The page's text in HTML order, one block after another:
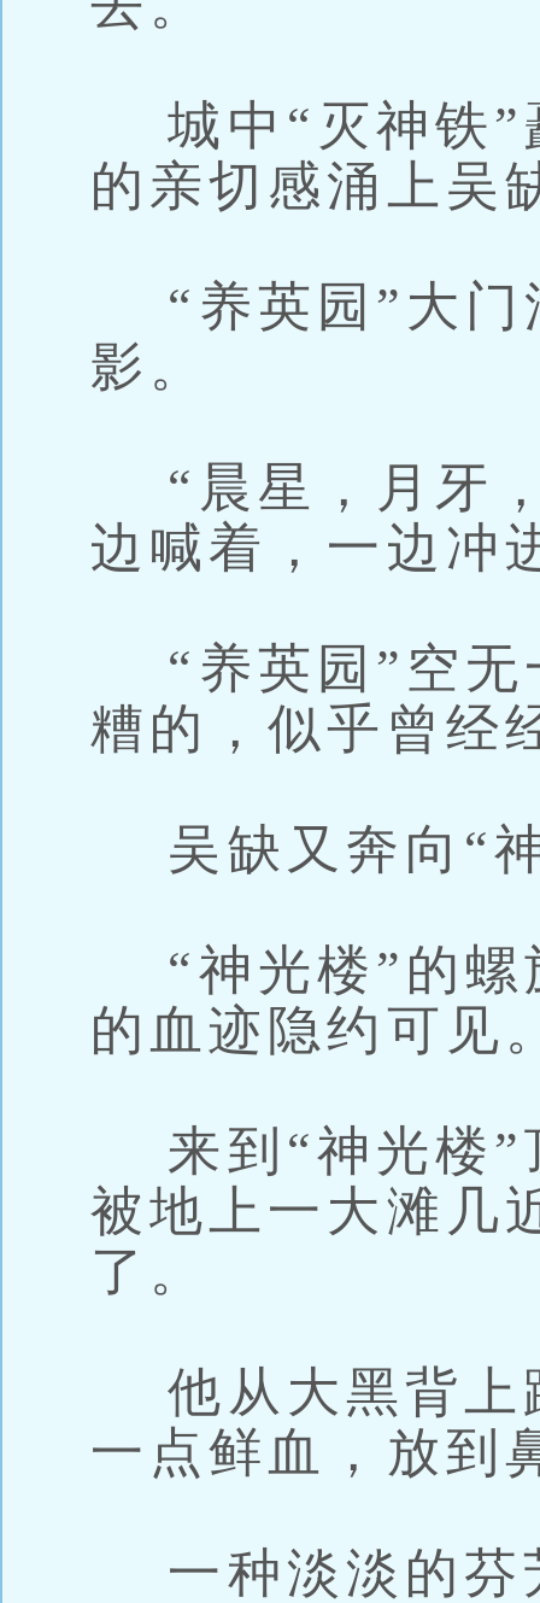
城中“灭神铁”
的亲切感涌上吴
“养英园”大门
影。
“晨星，月牙
边喊着，一边冲
“养英园”空无
糟的，似乎曾经
吴缺又奔向“
“神光楼”的螺
的血迹隐约可见
来到“神光楼”
被地上一大滩几
了。
他从大黑背上
一点鲜血，放到
一种淡淡的芬